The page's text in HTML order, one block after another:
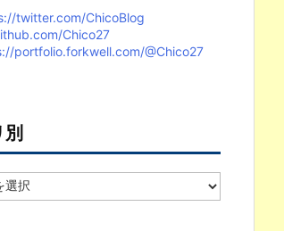
twitter.com/ChicoBlog
Chico27
portfolio.forkwell.com/@Chico27